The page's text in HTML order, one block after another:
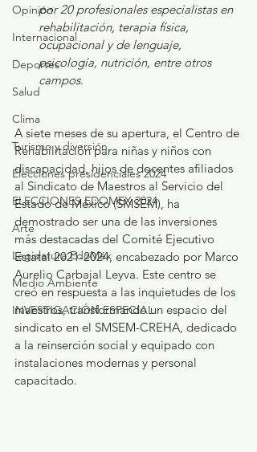
Opinión
Internacional
Deportes
Salud
Clima
Turismo y diversión
Elecciones presidenciales 2024
ELECCIONES EDOMEX 2024
Arte
Legislatura EdoMéx
Medio Ambiente
INVESTIGACIÓN ESPECIAL
por 20 profesionales especialistas en
rehabilitación, terapia física,
ocupacional y de lenguaje,
psicología, nutrición, entre otros
campos.
A siete meses de su apertura, el Centro de
Rehabilitación para niñas y niños con
discapacidad, hijos de docentes afiliados
al Sindicato de Maestros al Servicio del
Estado de México (SMSEM), ha
demostrado ser una de las inversiones
más destacadas del Comité Ejecutivo
Estatal 2021-2024, encabezado por Marco
Aurelio Carbajal Leyva. Este centro se
creó en respuesta a las inquietudes de los
maestros, transformando un espacio del
sindicato en el SMSEM-CREHA, dedicado
a la reinserción social y equipado con
instalaciones modernas y personal
capacitado.